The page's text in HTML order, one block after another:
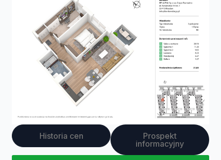
Historia cen
Prospekt
informacyjny